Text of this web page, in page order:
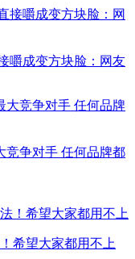
嚼成变方块脸：网友
竞争对手 任何品牌都
希望大家都用不上